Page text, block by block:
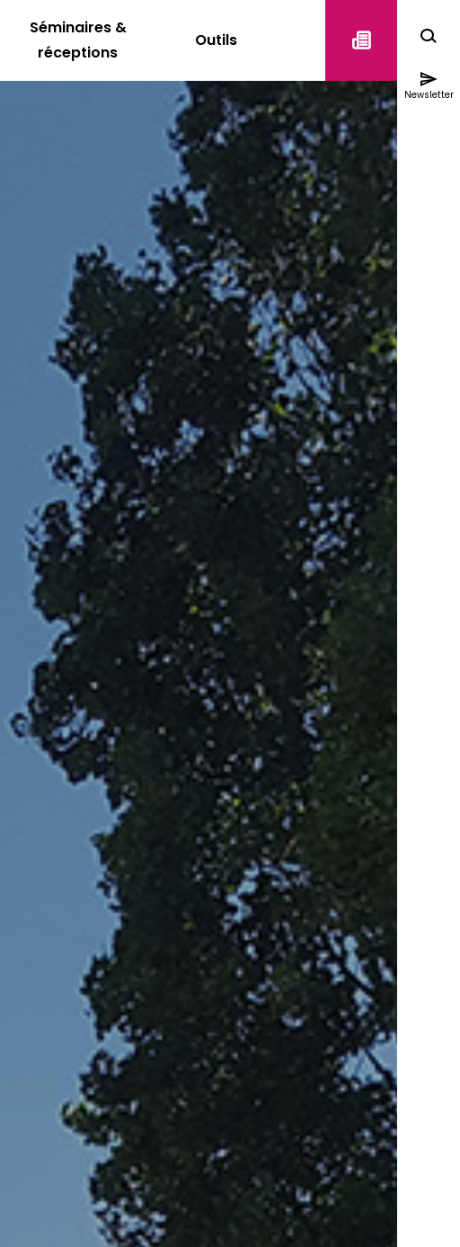
Séminaires &
réceptions
Outils
Newsletter